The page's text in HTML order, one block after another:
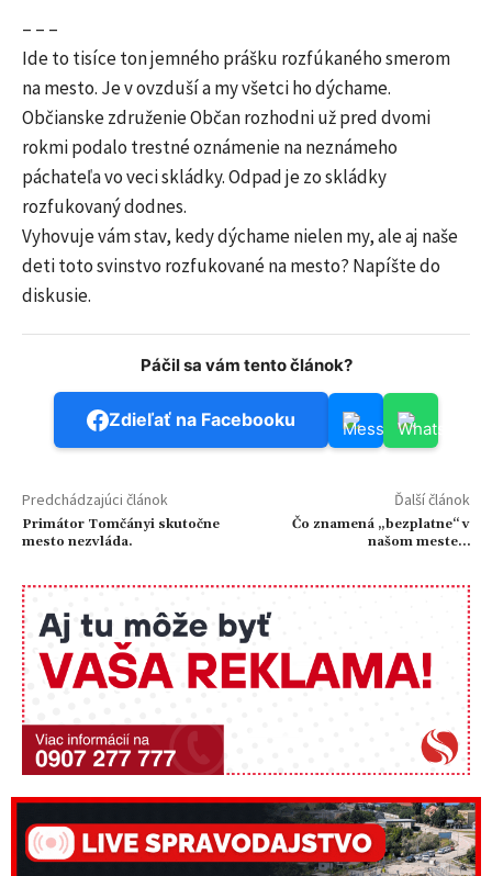
– – –
Ide to tisíce ton jemného prášku rozfúkaného smerom
na mesto. Je v ovzduší a my všetci ho dýchame.
Občianske združenie Občan rozhodni už pred dvomi
rokmi podalo trestné oznámenie na neznámeho
páchateľa vo veci skládky. Odpad je zo skládky
rozfukovaný dodnes.
Vyhovuje vám stav, kedy dýchame nielen my, ale aj naše
deti toto svinstvo rozfukované na mesto? Napíšte do
diskusie.
Páčil sa vám tento článok?
Zdieľať na Facebooku
Predchádzajúci článok
Primátor Tomčányi skutočne
mesto nezvláda.
Ďalší článok
Čo znamená „bezplatne“ v
našom meste…